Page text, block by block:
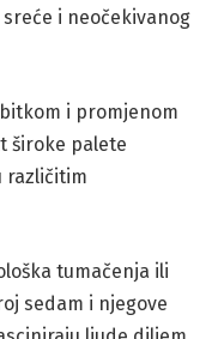
i neočekivanog
i promjenom
široke palete
različitim
tumačenja ili
sedam i njegove